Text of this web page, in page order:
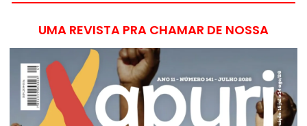
UMA REVISTA PRA CHAMAR DE NOSSA